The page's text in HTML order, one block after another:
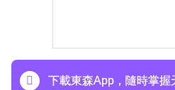
下載東森App，隨時掌握